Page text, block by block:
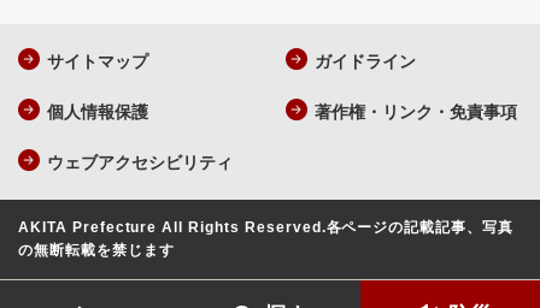
サイトマップ ガイドライン
個人情報保護 著作権・リンク・免責事項
ウェブアクセシビリティ
AKITA Prefecture All Rights Reserved.各ページの記載記事、写真
の無断転載を禁じます